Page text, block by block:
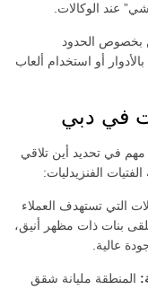
عند الوكالات.
بخصوص الحدود
أو استخدام ألعاب
في دبي
مهم في تحديد أين تلاقي
الفنزيدليات:
التي تستهدف العملاء
بنات ذات مظهر أنيق،
عالية.
المنطقة مليانة شقق